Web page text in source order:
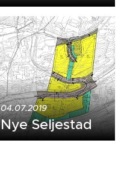
04.07.2019
Nye Seljestad